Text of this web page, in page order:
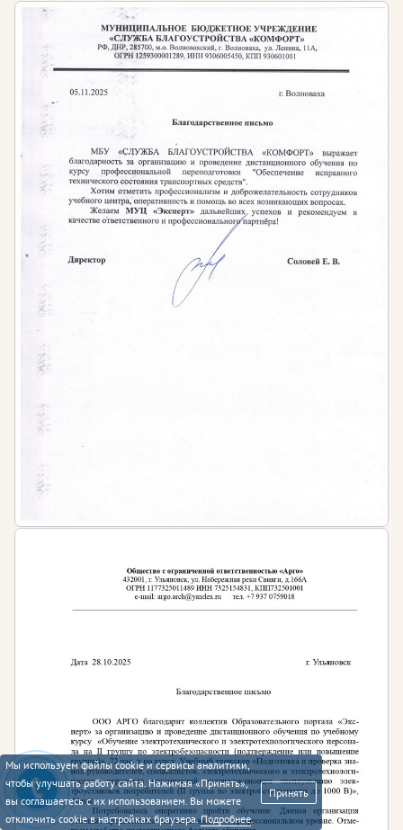
Мы используем файлы cookie и сервисы аналитики,
чтобы улучшать работу сайта. Нажимая «Принять»,
вы соглашаетесь с их использованием. Вы можете
отключить cookie в настройках браузера.Подробнее.
Принять